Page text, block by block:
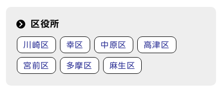
区役所
川崎区 幸区 中原区 高津区
宮前区 多摩区 麻生区